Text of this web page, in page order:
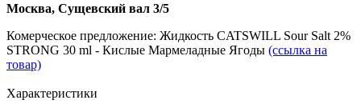
Москва, Сущевский вал 3/5
Комерческое предложение: Жидкость CATSWILL Sour Salt 2%
STRONG 30 ml - Кислые Мармеладные Ягоды (ссылка на
товар)
Характеристики